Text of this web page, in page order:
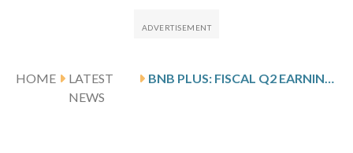
HOME
LATEST
NEWS
BNB PLUS: FISCAL Q2 EARNINGS SNAPSHOT